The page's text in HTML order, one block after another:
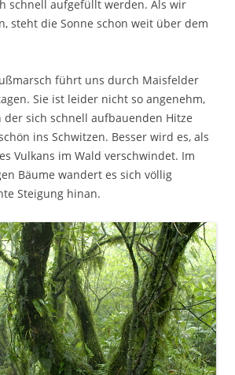
schnell aufgefüllt werden. Als wir
steht die Sonne schon weit über dem
führt uns durch Maisfelder
Sie ist leider nicht so angenehm,
der sich schnell aufbauenden Hitze
ins Schwitzen. Besser wird es, als
Vulkans im Wald verschwindet. Im
Bäume wandert es sich völlig
Steigung hinan.